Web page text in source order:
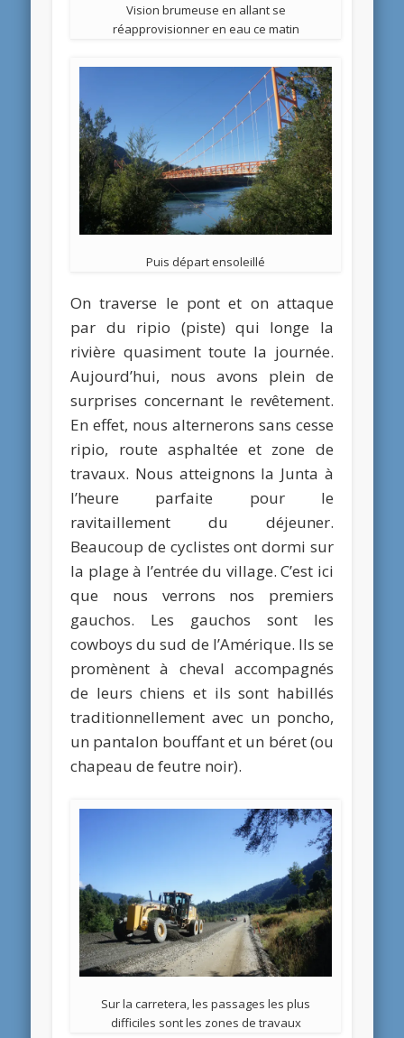
Vision brumeuse en allant se
réapprovisionner en eau ce matin
Puis départ ensoleillé
On traverse le pont et on attaque
par du ripio (piste) qui longe la
rivière quasiment toute la journée.
Aujourd’hui, nous avons plein de
surprises concernant le revêtement.
En effet, nous alternerons sans cesse
ripio, route asphaltée et zone de
travaux. Nous atteignons la Junta à
l’heure parfaite pour le
ravitaillement du déjeuner.
Beaucoup de cyclistes ont dormi sur
la plage à l’entrée du village. C’est ici
que nous verrons nos premiers
gauchos. Les gauchos sont les
cowboys du sud de l’Amérique. Ils se
promènent à cheval accompagnés
de leurs chiens et ils sont habillés
traditionnellement avec un poncho,
un pantalon bouffant et un béret (ou
chapeau de feutre noir).
Sur la carretera, les passages les plus
difficiles sont les zones de travaux